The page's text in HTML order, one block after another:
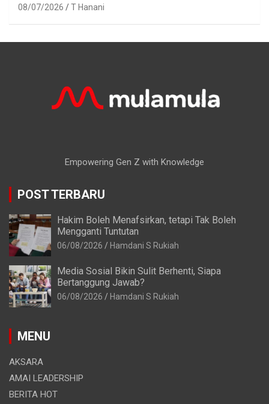
08/07/2026 T Hanani
Empowering Gen Z with Knowledge
POST TERBARU
Hakim Boleh Menafsirkan, tetapi Tak Boleh
Mengganti Tuntutan
06/08/2026 Hamdani S Rukiah
Media Sosial Bikin Sulit Berhenti, Siapa
Bertanggung Jawab?
06/08/2026 Hamdani S Rukiah
MENU
AKSARA
AMAI LEADERSHIP
BERITA HOT